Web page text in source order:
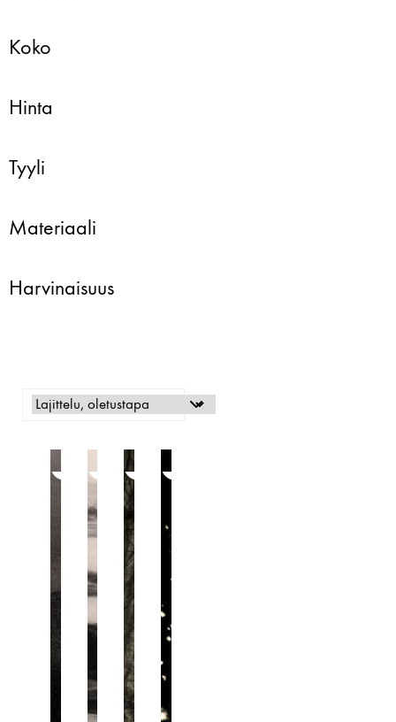
Koko
Hinta
Tyyli
Materiaali
Harvinaisuus